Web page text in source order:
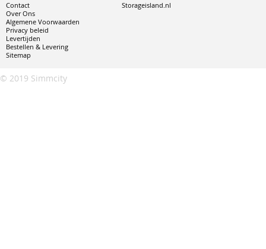
Contact
Over Ons
Algemene Voorwaarden
Privacy beleid
Levertijden
Bestellen & Levering
Sitemap
Storageisland.nl
© 2019 Simmcity